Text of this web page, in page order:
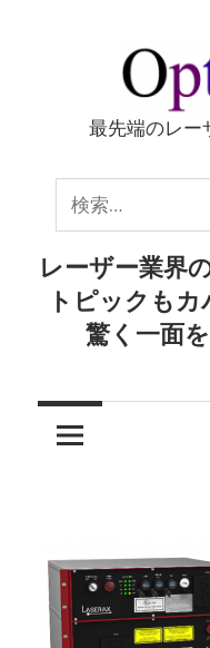
ッ
Optinews
最先端のレー
索:
レーザー業界
トピックも
驚く一面